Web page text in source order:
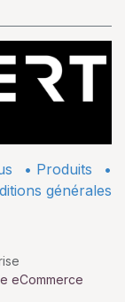
• ​Produits
•
générales
eCommerce